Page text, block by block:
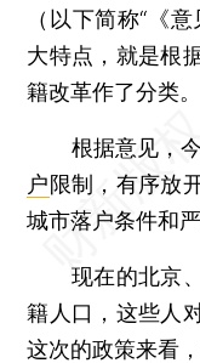
（以下简称“《
大特点，就是根
籍改革作了分类。
根据意见，今
户限制，有序放
城市落户条件和
现在的北京、
籍人口，这些人
这次的政策来看